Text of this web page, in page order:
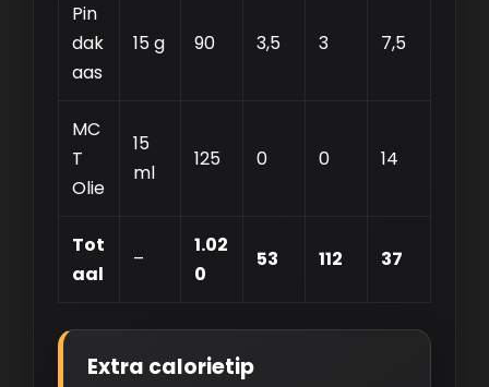
Pin
dak
aas
15 g 90 3,5 3 7,5
MC
T
Olie
15
ml
125 0 0 14
Tot
aal
–
1.02
0
53 112 37
Extra calorietip